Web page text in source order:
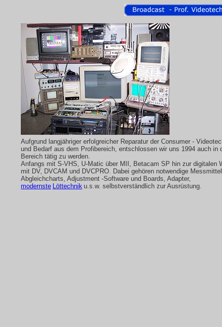
Aufgrund langjähriger erfolgreicher Reparatur der Consumer -
und Bedarf aus dem Profibereich, entschlossen wir uns 1994 auch in
Bereich tätig zu werden.
Anfangs mit S-VHS, U-Matic über MII, Betacam SP hin zur digitalen
mit DV, DVCAM und DVCPRO. Dabei gehören notwendige
Abgleichcharts, Adjustment -Software und Boards, Adapter,
modernste Löttechnik u.s.w. selbstverständlich zur Ausrüstung.